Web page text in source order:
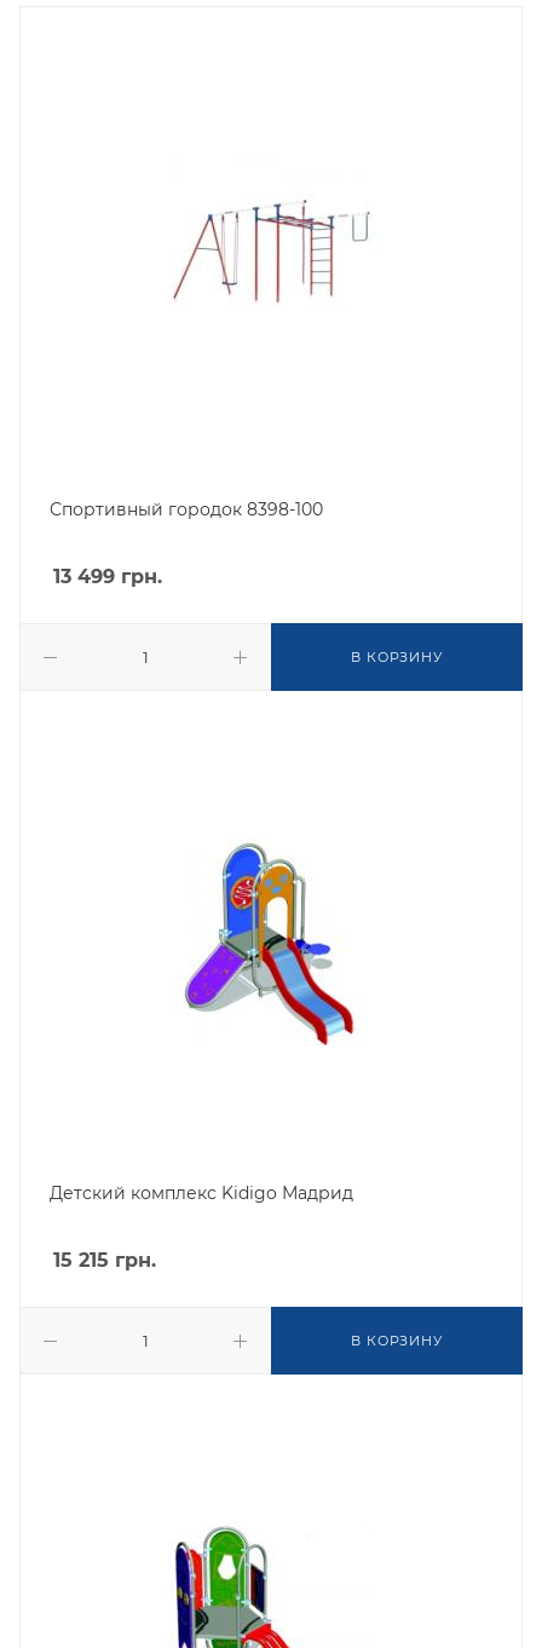
Спортивный городок 8398-100
13 499 грн.
В КОРЗИНУ
Детский комплекс Kidigo Мадрид
15 215 грн.
В КОРЗИНУ